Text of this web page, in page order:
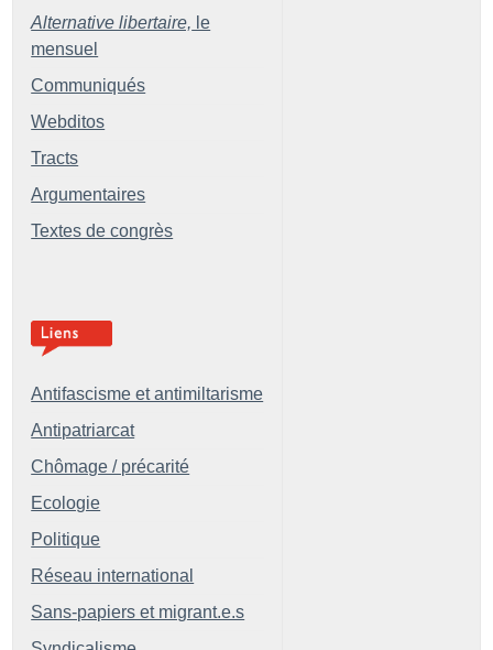
Alternative libertaire, le
mensuel
Communiqués
Webditos
Tracts
Argumentaires
Textes de congrès
Antifascisme et antimiltarisme
Antipatriarcat
Chômage / précarité
Ecologie
Politique
Réseau international
Sans-papiers et migrant.e.s